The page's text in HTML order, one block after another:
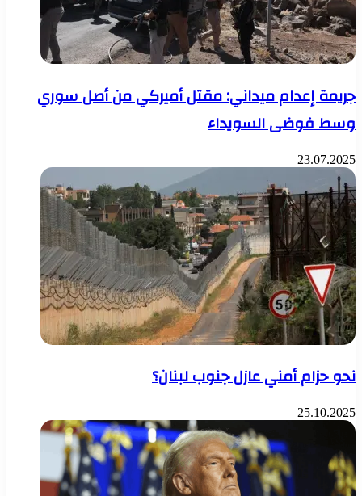
جريمة إعدام ميداني: مقتل أميركي من أصل سوري
وسط فوضى السويداء
23.07.2025
نحو حزام أمني عازل جنوب لبنان؟
25.10.2025